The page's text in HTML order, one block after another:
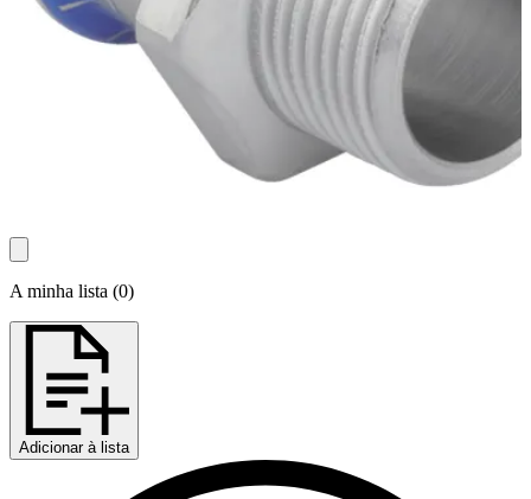
A minha lista (0)
Adicionar à lista